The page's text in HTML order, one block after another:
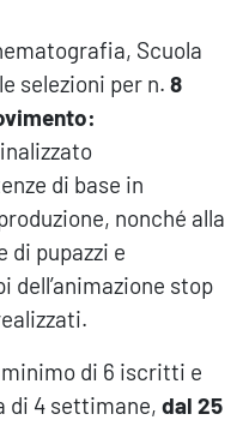
Scuola
selezioni per n. 8
di base in
nonché alla
di pupazzi e
dell’animazione stop
di 6 iscritti e
di 4 settimane, dal 25